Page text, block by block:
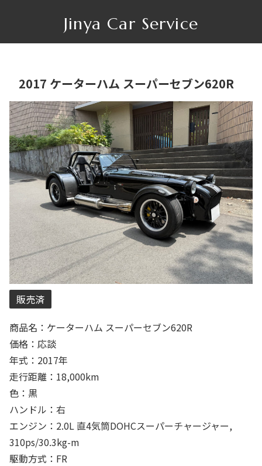
Jinya Car Service
2017 ケーターハム スーパーセブン620R
販売済
商品名：ケーターハム スーパーセブン620R
価格：応談
年式：2017年
走行距離：18,000km
色：黒
ハンドル：右
エンジン：2.0L 直4気筒DOHCスーパーチャージャー,
310ps/30.3kg-m
駆動方式：FR